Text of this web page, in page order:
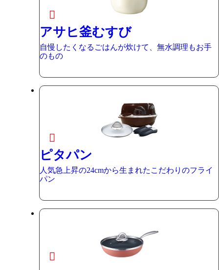
アサヒ釜むすび
自慢したくなるごはんが炊けて、無水調理もお手
のもの
ピタパン
人気急上昇の24cmから生まれたこだわりのフライ
パン